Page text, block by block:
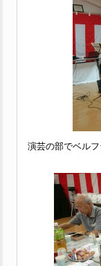
演芸の部でベル